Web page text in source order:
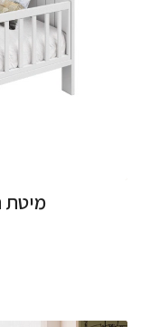
מיטת